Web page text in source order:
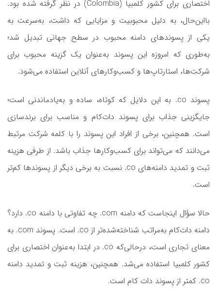
اختصاری برای کشور کلمبیا (Colombia) در نظر گرفته شده بود.
بااین‌حال، به دلیل محبوبیت و مزایایی که داشت، به‌سرعت به
یکی از پسوندهای دامنه محبوب در سطح جهانی تبدیل شد؛
به‌طوری که امروزه این پسوند به‌عنوان یک گزینه محبوب برای
شرکت‌ها، استارتاپ‌ها و کسب‌و‌کارهای آنلاین استفاده می‌شود.
پسوند co. به این دلایل که کوتاه، ساده و به‌یادماندنی است؛
جایگزینی جذاب برای پسوند دات‌کام و مناسب برای برندسازی
است. همچنین، برخی از افراد این پسوند را با کلمه شرکت مرتبط
می‌دانند که می‌تواند برای کسب‌وکارها جذاب باشد. از طرفی هزینه
ثبت و تمدید دامنه‌های co. نسبت به برخی دیگر از پسوندها کم‌تر
است.
حالا سؤال اینجاست که دامنه com. چه تفاوتی با دامنه co. دارد؟
دامنه دات‌کام به‌مراتب شناخته‌شده‌تر از co. است. پسوند com. به
معنای تجاری است، درحالی‌که co. در ابتدا به‌عنوان اختصاری برای
کشور کلمبیا استفاده می‌شد. همچنین، هزینه ثبت و تمدید دامنه
co. کمتر از پسوند دات کام است.